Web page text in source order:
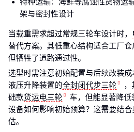
特种运输：海鲜等腐蚀性货物运
架与密封性设计
当载重需求超过常规三轮车设计时，
替代方案。其低重心结构适合工厂仓
但牺牲了道路通过性。
选型时需注意初始配置与后续改装
液压升降装置的全封闭代步三轮
，
础款货运电三轮
车，但能显著降
设备如何影响初始预算？这需要结
估。